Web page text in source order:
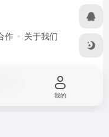
作 关于我们
我的